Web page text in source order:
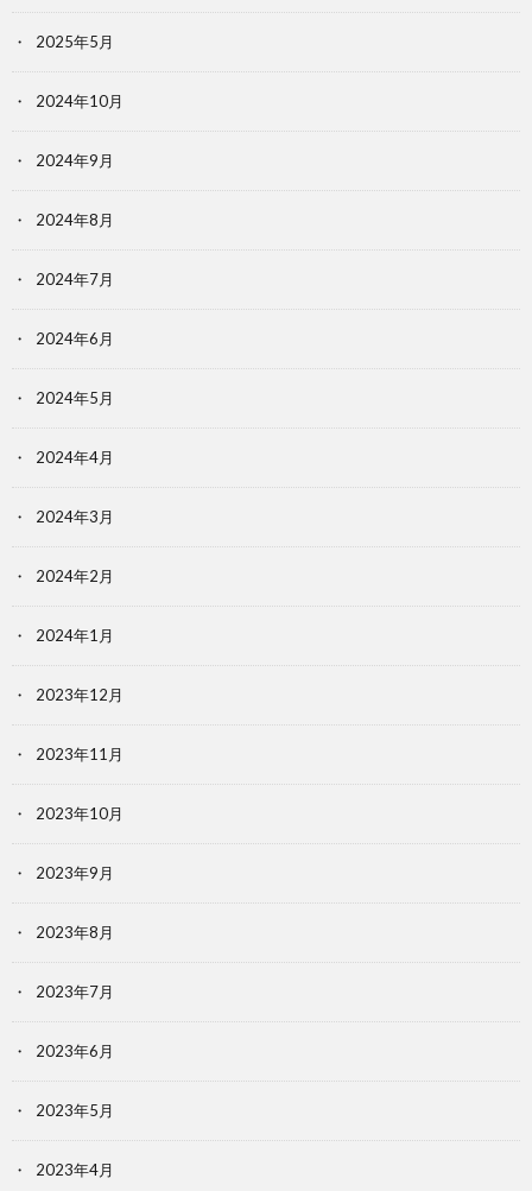
2025年5月
2024年10月
2024年9月
2024年8月
2024年7月
2024年6月
2024年5月
2024年4月
2024年3月
2024年2月
2024年1月
2023年12月
2023年11月
2023年10月
2023年9月
2023年8月
2023年7月
2023年6月
2023年5月
2023年4月